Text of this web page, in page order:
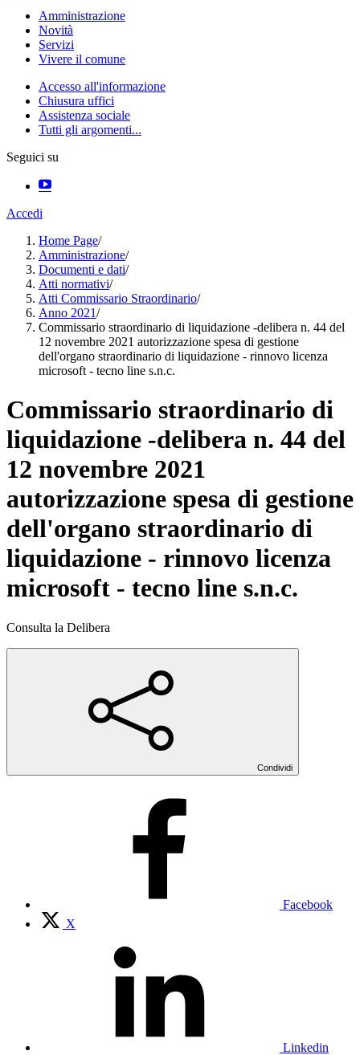
Amministrazione
Novità
Servizi
Vivere il comune
Accesso all'informazione
Chiusura uffici
Assistenza sociale
Tutti gli argomenti...
Seguici su
Accedi
Home Page/
Amministrazione/
Documenti e dati/
Atti normativi/
Atti Commissario Straordinario/
Anno 2021/
Commissario straordinario di liquidazione -delibera n. 44 del
12 novembre 2021 autorizzazione spesa di gestione
dell'organo straordinario di liquidazione - rinnovo licenza
microsoft - tecno line s.n.c.
Commissario straordinario di
liquidazione -delibera n. 44 del
12 novembre 2021
autorizzazione spesa di gestione
dell'organo straordinario di
liquidazione - rinnovo licenza
microsoft - tecno line s.n.c.
Consulta la Delibera
Condividi
Facebook
X
Linkedin